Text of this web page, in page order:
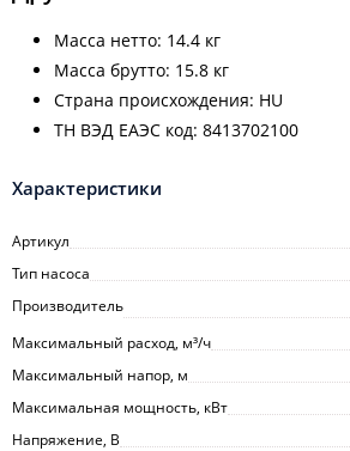
Масса нетто: 14.4 кг
Масса брутто: 15.8 кг
Cтрана происхождения: HU
ТН ВЭД ЕАЭС код: 8413702100
Характеристики
Артикул
Тип насоса
Производитель
Максимальный расход, м³/ч
Максимальный напор, м
Максимальная мощность, кВт
Напряжение, В